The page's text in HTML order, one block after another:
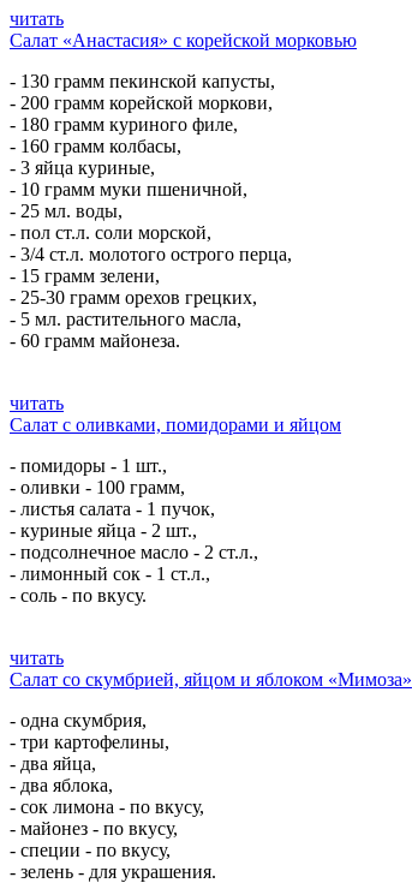
читать
Салат «Анастасия» с корейской морковью
- 130 грамм пекинской капусты,
- 200 грамм корейской моркови,
- 180 грамм куриного филе,
- 160 грамм колбасы,
- 3 яйца куриные,
- 10 грамм муки пшеничной,
- 25 мл. воды,
- пол ст.л. соли морской,
- 3/4 ст.л. молотого острого перца,
- 15 грамм зелени,
- 25-30 грамм орехов грецких,
- 5 мл. растительного масла,
- 60 грамм майонеза.
читать
Салат с оливками, помидорами и яйцом
- помидоры - 1 шт.,
- оливки - 100 грамм,
- листья салата - 1 пучок,
- куриные яйца - 2 шт.,
- подсолнечное масло - 2 ст.л.,
- лимонный сок - 1 ст.л.,
- соль - по вкусу.
читать
Салат со скумбрией, яйцом и яблоком «Мимоза»
- одна скумбрия,
- три картофелины,
- два яйца,
- два яблока,
- сок лимона - по вкусу,
- майонез - по вкусу,
- специи - по вкусу,
- зелень - для украшения.